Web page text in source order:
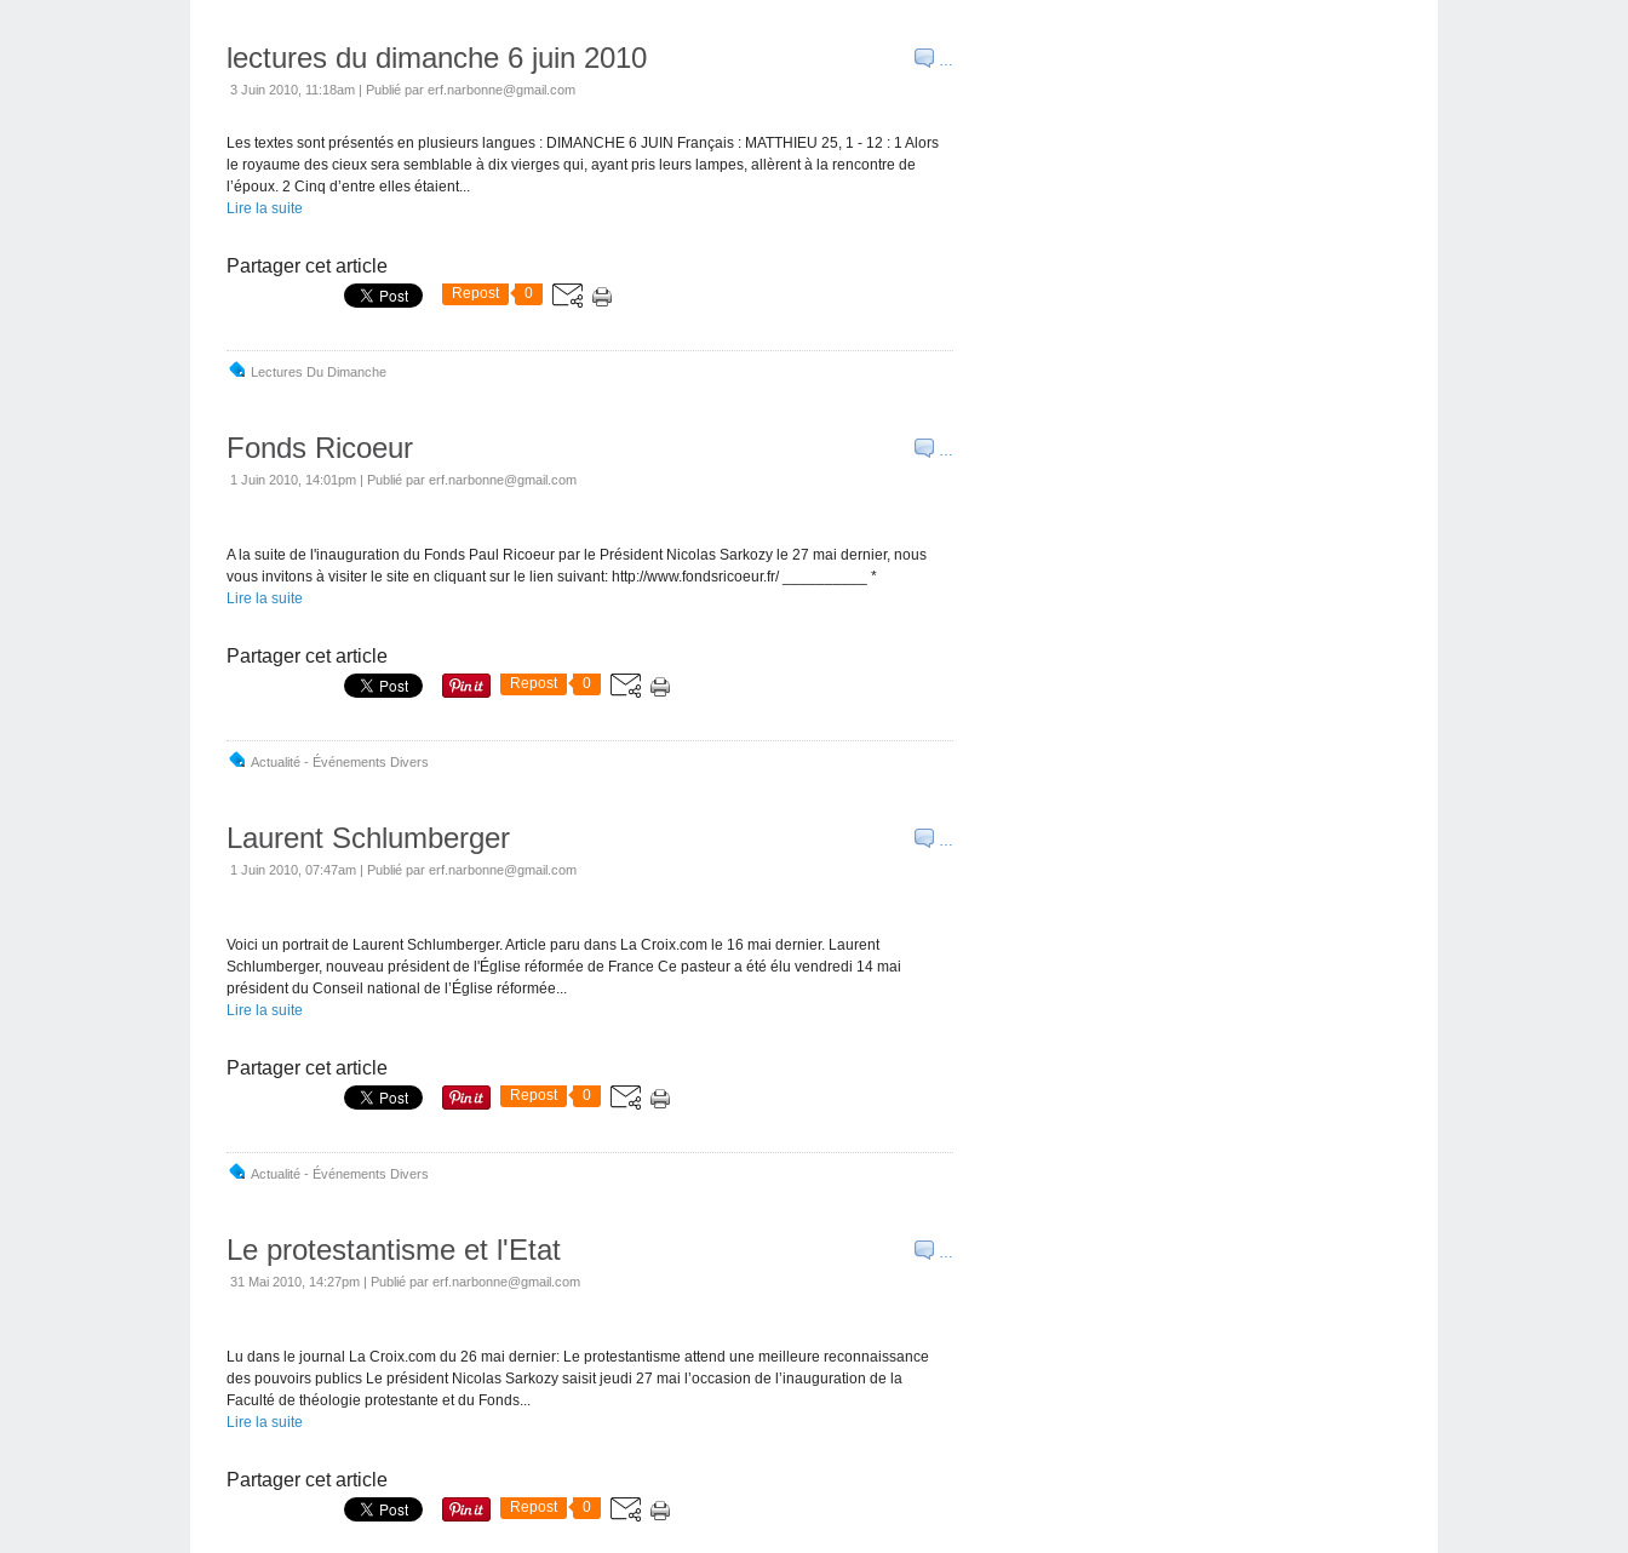
…
lectures du dimanche 6 juin 2010
3 Juin 2010, 11:18am | Publié par erf.narbonne@gmail.com
Les textes sont présentés en plusieurs langues : DIMANCHE 6 JUIN Français : MATTHIEU 25, 1 - 12 : 1 Alors
le royaume des cieux sera semblable à dix vierges qui, ayant pris leurs lampes, allèrent à la rencontre de
l’époux. 2 Cinq d’entre elles étaient...
Lire la suite
Partager cet article
Repost 0
Lectures Du Dimanche
…
Fonds Ricoeur
1 Juin 2010, 14:01pm | Publié par erf.narbonne@gmail.com
A la suite de l'inauguration du Fonds Paul Ricoeur par le Président Nicolas Sarkozy le 27 mai dernier, nous
vous invitons à visiter le site en cliquant sur le lien suivant: http://www.fondsricoeur.fr/ __________ *
Lire la suite
Partager cet article
Repost 0
Actualité - Événements Divers
…
Laurent Schlumberger
1 Juin 2010, 07:47am | Publié par erf.narbonne@gmail.com
Voici un portrait de Laurent Schlumberger. Article paru dans La Croix.com le 16 mai dernier. Laurent
Schlumberger, nouveau président de l'Église réformée de France Ce pasteur a été élu vendredi 14 mai
président du Conseil national de l’Église réformée...
Lire la suite
Partager cet article
Repost 0
Actualité - Événements Divers
…
Le protestantisme et l'Etat
31 Mai 2010, 14:27pm | Publié par erf.narbonne@gmail.com
Lu dans le journal La Croix.com du 26 mai dernier: Le protestantisme attend une meilleure reconnaissance
des pouvoirs publics Le président Nicolas Sarkozy saisit jeudi 27 mai l’occasion de l’inauguration de la
Faculté de théologie protestante et du Fonds...
Lire la suite
Partager cet article
Repost 0